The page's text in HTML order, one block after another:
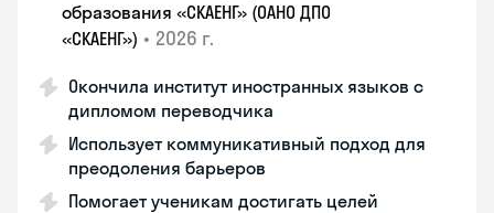
образования «СКАЕНГ» (ОАНО ДПО
«СКАЕНГ») • 2026 г.
Окончила институт иностранных языков с
дипломом переводчика
Использует коммуникативный подход для
преодоления барьеров
Помогает ученикам достигать целей